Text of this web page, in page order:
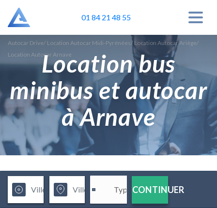
01 84 21 48 55
Autocar Drive/ Location Autocar Midi-Pyrénées/ Location Autocar Ariège/
Location Autocar ArnaveLocation bus
minibus et autocar
à Arnave
CONTINUER